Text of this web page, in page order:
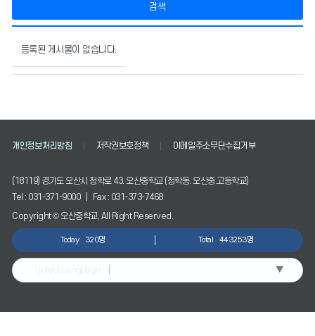
검색
내
시
번
제
작
성
자,
등
록
일,
등록된 게시물이 없습니다.
개인정보처리방침 저작권보호정책 이메일주소무단수집거부
(18119) 경기도 오산시 청학로 43. 오산중학교 (청학동. 오산중.고등학교)
Tel : 031-371-9000 | Fax : 031-373-7468
Copyright © 오산중학교, All Right Reserved.
Today 320명 Total 443253명
▼